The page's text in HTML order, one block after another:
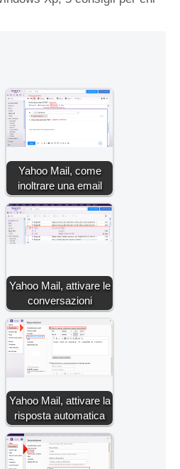
Yahoo Mail, come
inoltrare una email
Yahoo Mail, attivare le
conversazioni
Yahoo Mail, attivare la
risposta automatica